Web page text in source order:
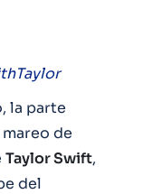
la parte
de
Taylor Swift,
del